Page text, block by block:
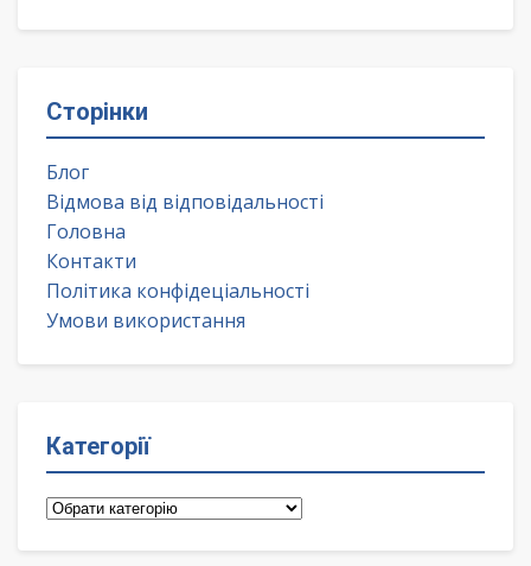
Сторінки
Блог
Відмова від відповідальності
Головна
Контакти
Політика конфідеціальності
Умови використання
Категорії
Категорії